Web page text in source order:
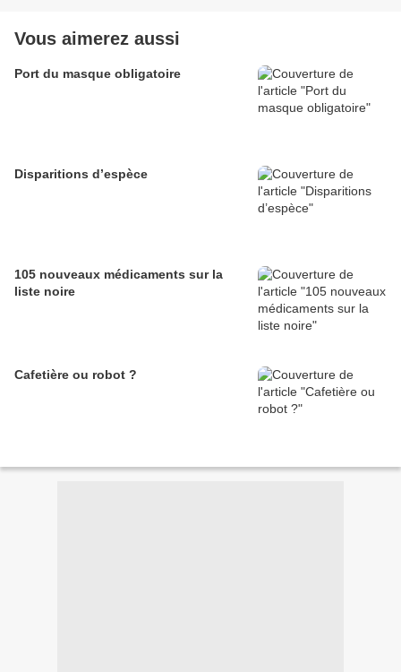
Vous aimerez aussi
Port du masque obligatoire
Disparitions d’espèce
105 nouveaux médicaments sur la
liste noire
Cafetière ou robot ?